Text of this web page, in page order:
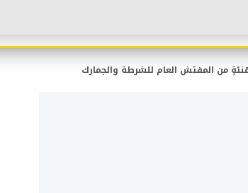
من المفتش العام للشرطة والجمارك